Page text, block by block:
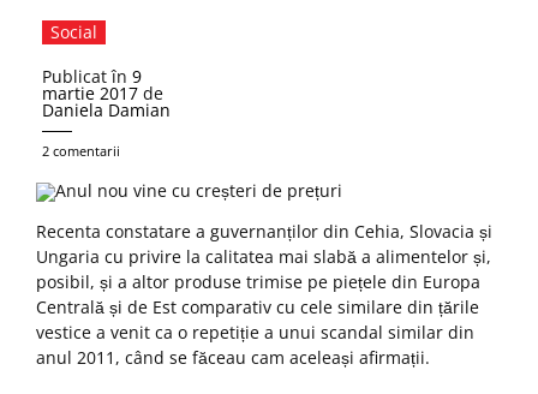
Social
Publicat în 9
martie 2017 de
Daniela Damian
2 comentarii
Recenta constatare a guvernanților din Cehia, Slovacia și
Ungaria cu privire la calitatea mai slabă a alimentelor și,
posibil, și a altor produse trimise pe piețele din Europa
Centrală și de Est comparativ cu cele similare din țările
vestice a venit ca o repetiție a unui scandal similar din
anul 2011, când se făceau cam aceleași afirmații.